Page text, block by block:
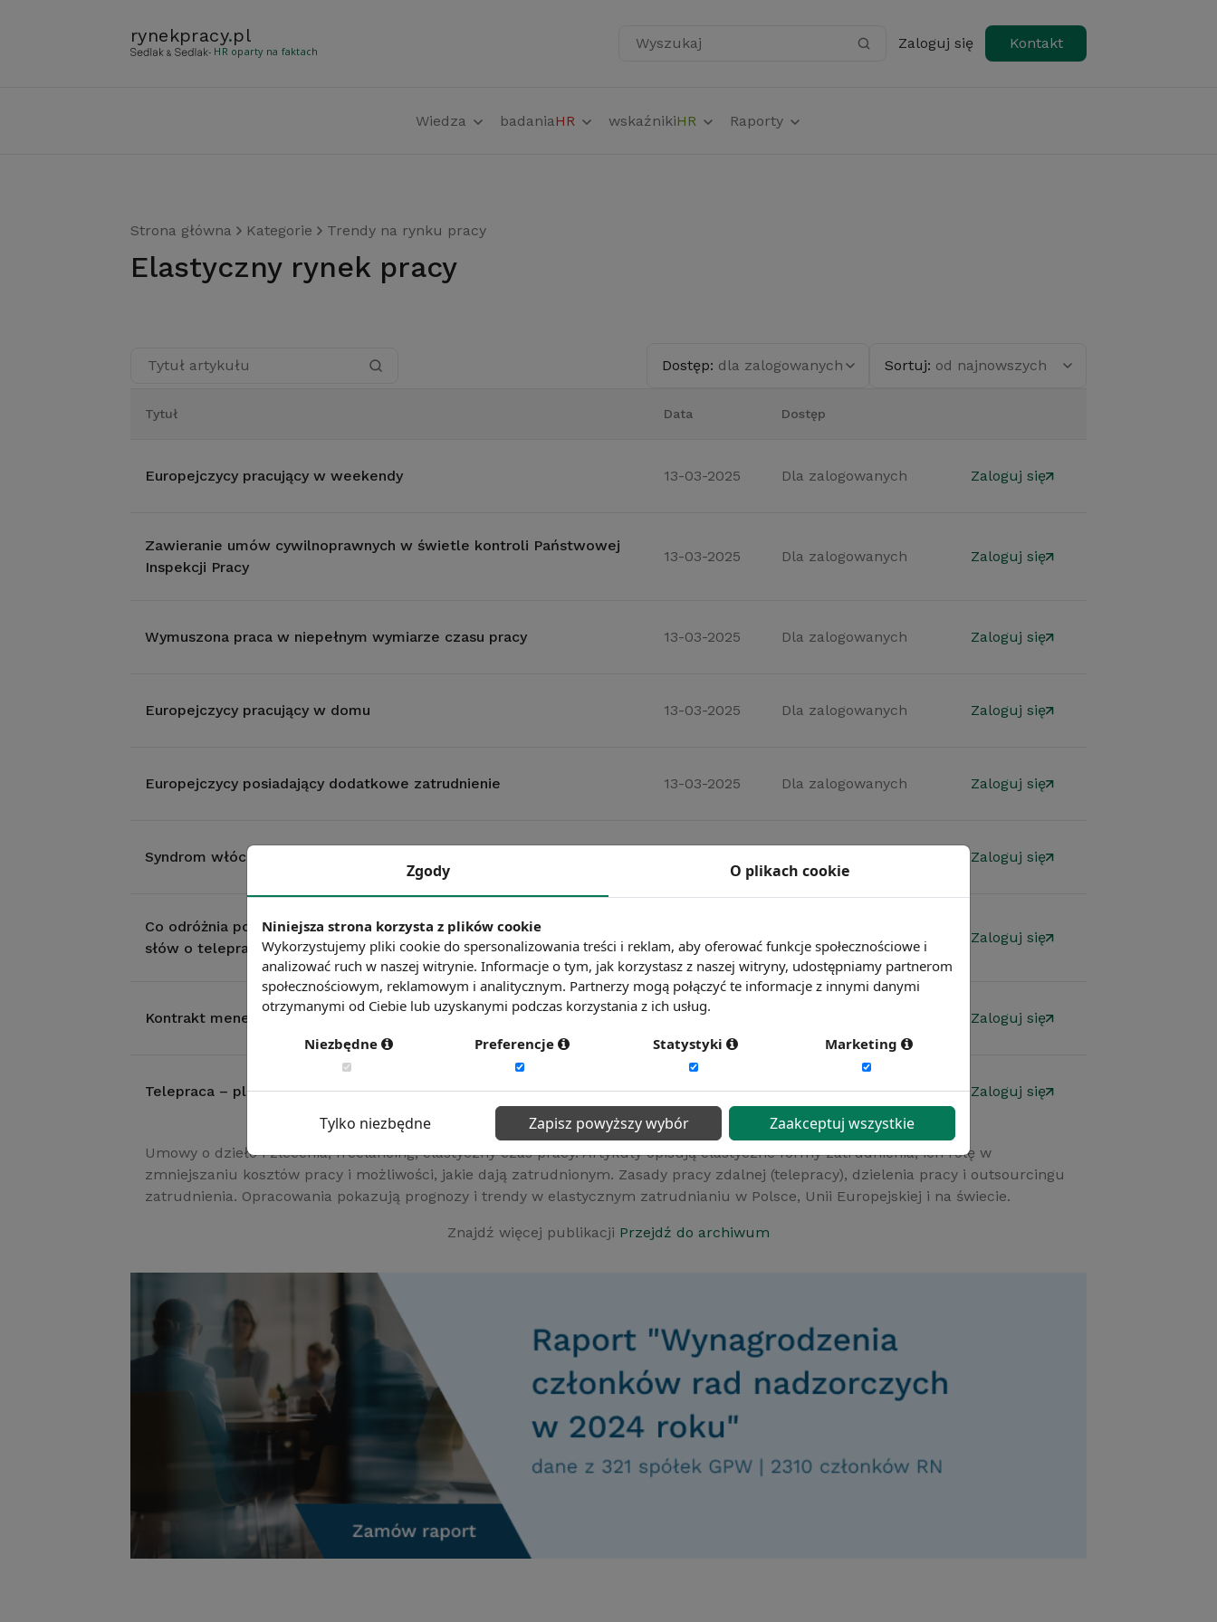
rynekpracy.pl
- HR oparty na faktach Wyszukaj Zaloguj się Kontakt
Wiedza badaniaHR wskaźnikiHR Raporty
Strona główna Kategorie Trendy na rynku pracy
elastyczny rynek pracy
Dostęp: dla zalogowanych Sortuj: od najnowszych
Tytuł Data Dostęp
Europejczycy pracujący w weekendy 13-03-2025 Dla zalogowanych Zaloguj się
Zawieranie umów cywilnoprawnych w świetle kontroli Państwowej
Inspekcji Pracy
13-03-2025 Dla zalogowanych Zaloguj się
Wymuszona praca w niepełnym wymiarze czasu pracy 13-03-2025 Dla zalogowanych Zaloguj się
Europejczycy pracujący w domu 13-03-2025 Dla zalogowanych Zaloguj się
Europejczycy posiadający dodatkowe zatrudnienie 13-03-2025 Dla zalogowanych Zaloguj się
Syndrom włóczęgi Zaloguj się
Co odróżnia polskich telepracowników od amerykańskich, czyli kilka
słów o telepracy
13-03-2025 Dla zalogowanych Zaloguj się
Kontrakt menedżerski – elastyczna forma zatrudnienia 13-03-2025 Zaloguj się
Telepraca – plusy i minusy dla pracodawcy 13-03-2025 Dla zalogowanych Zaloguj się
Umowy o dzieło i zlecenia, freelancing, elastyczny czas pracy. Artykuły opisują elastyczne formy zatrudnienia, ich rolę w
zmniejszaniu kosztów pracy i możliwości, jakie dają zatrudnionym. Zasady pracy zdalnej (telepracy), dzielenia pracy i outsourcingu
zatrudnienia. Opracowania pokazują prognozy i trendy w elastycznym zatrudnianiu w Polsce, Unii Europejskiej i na świecie.
Znajdź więcej publikacji Przejdź do archiwum
Zgody O plikach cookie
Niniejsza strona korzysta z plików cookie
Wykorzystujemy pliki cookie do spersonalizowania treści i reklam, aby oferować funkcje społecznościowe i
analizować ruch w naszej witrynie. Informacje o tym, jak korzystasz z naszej witryny, udostępniamy partnerom
społecznościowym, reklamowym i analitycznym. Partnerzy mogą połączyć te informacje z innymi danymi
otrzymanymi od Ciebie lub uzyskanymi podczas korzystania z ich usług.
Niezbędne Preferencje Statystyki Marketing
Tylko niezbędne Zapisz powyższy wybór Zaakceptuj wszystkie